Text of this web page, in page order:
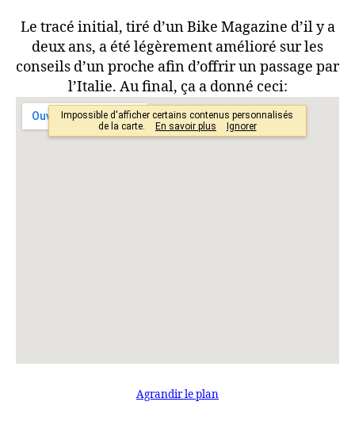
Le tracé initial, tiré d’un Bike Magazine d’il y a
deux ans, a été légèrement amélioré sur les
conseils d’un proche afin d’offrir un passage par
l’Italie. Au final, ça a donné ceci:
Agrandir le plan